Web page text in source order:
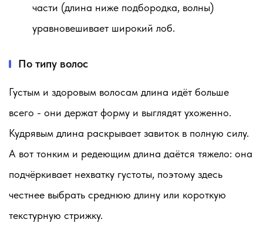
части (длина ниже подбородка, волны)
уравновешивает широкий лоб.
По типу волос
Густым и здоровым волосам длина идёт больше
всего - они держат форму и выглядят ухоженно.
Кудрявым длина раскрывает завиток в полную силу.
А вот тонким и редеющим длина даётся тяжело: она
подчёркивает нехватку густоты, поэтому здесь
честнее выбрать среднюю длину или короткую
текстурную стрижку.